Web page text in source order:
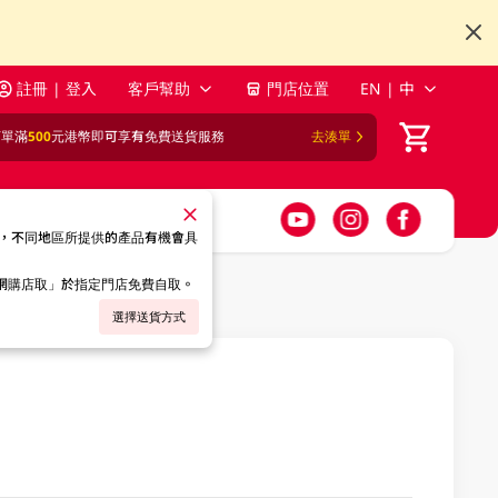
註冊 | 登入 客戶幫助 門店位置 EN | 中
滿500元港幣即可享有免費送貨服務 去湊單
不同地區所提供的產品有機會具
店取」於指定門店免費自取。
選擇送貨方式